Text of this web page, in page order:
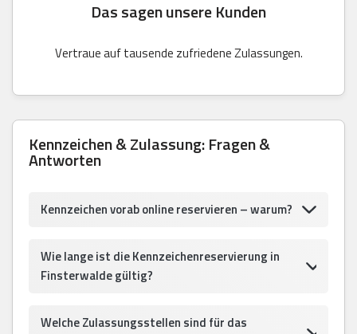
Das sagen unsere Kunden
Vertraue auf tausende zufriedene Zulassungen.
Kennzeichen & Zulassung: Fragen &
Antworten
Kennzeichen vorab online reservieren – warum?
Wie lange ist die Kennzeichenreservierung in
Finsterwalde gültig?
Welche Zulassungsstellen sind für das